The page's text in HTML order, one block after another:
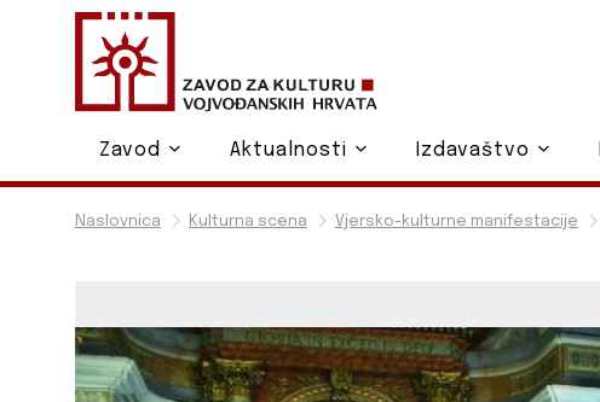
Naslovnica Kulturna scena Vjersko-kulturne manifestacije
Zavod Aktualnosti Izdavaštvo